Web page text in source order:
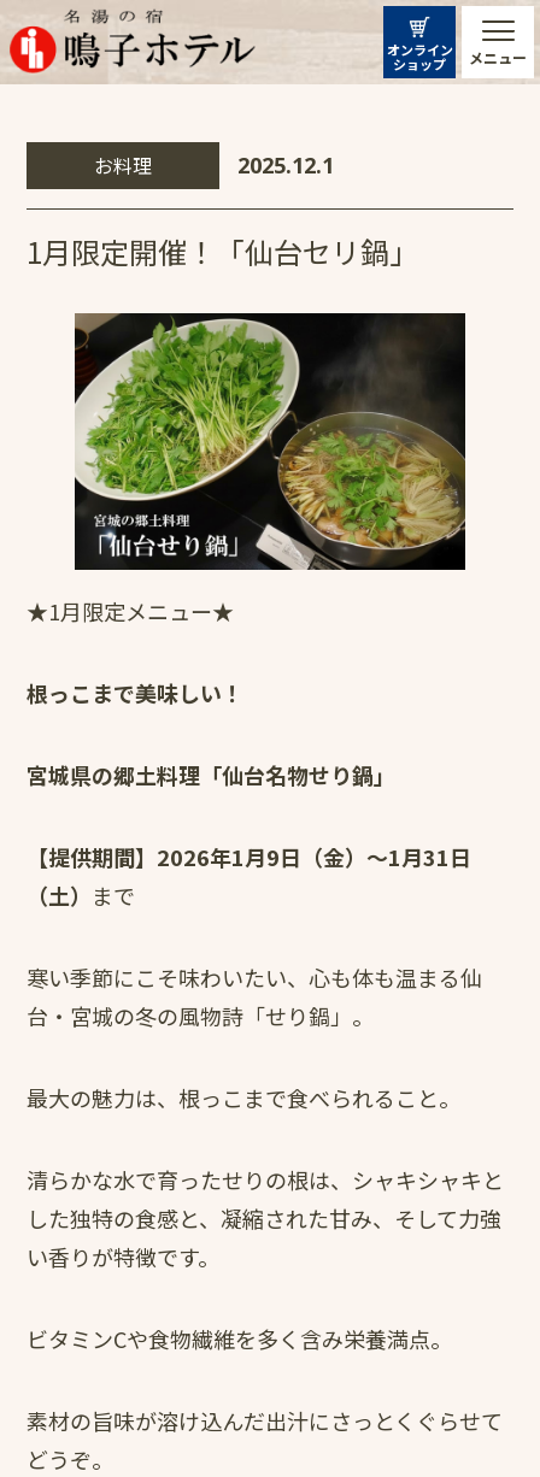
メニュー
オンライン
ショップ
お料理 2025.12.1
1月限定開催！「仙台セリ鍋」
★1月限定メニュー★
根っこまで美味しい！
宮城県の郷土料理「仙台名物せり鍋」
【提供期間】2026年1月9日（金）～1月31日
（土） まで
寒い季節にこそ味わいたい、心も体も温まる仙
台・宮城の冬の風物詩「せり鍋」。
最大の魅力は、根っこまで食べられること。
清らかな水で育ったせりの根は、シャキシャキと
した独特の食感と、凝縮された甘み、そして力強
い香りが特徴です。
ビタミンCや食物繊維を多く含み栄養満点。
素材の旨味が溶け込んだ出汁にさっとくぐらせて
どうぞ。